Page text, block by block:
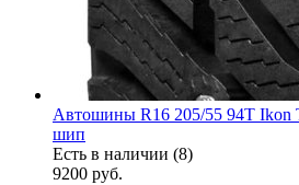
Автошины R16 205/55 94T Ikon
шип
Есть в наличии (8)
9200 руб.